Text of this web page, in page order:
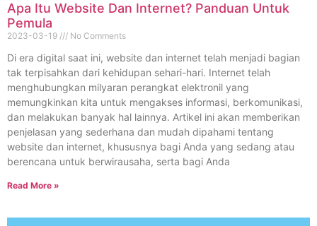
Apa Itu Website Dan Internet? Panduan Untuk
Pemula
2023-03-19 No Comments
Di era digital saat ini, website dan internet telah menjadi bagian
tak terpisahkan dari kehidupan sehari-hari. Internet telah
menghubungkan milyaran perangkat elektronil yang
memungkinkan kita untuk mengakses informasi, berkomunikasi,
dan melakukan banyak hal lainnya. Artikel ini akan memberikan
penjelasan yang sederhana dan mudah dipahami tentang
website dan internet, khususnya bagi Anda yang sedang atau
berencana untuk berwirausaha, serta bagi Anda
Read More »